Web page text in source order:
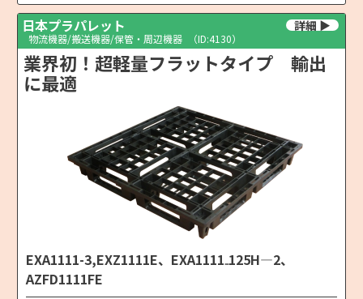
日本プラパレット
物流機器/搬送機器/保管・周辺機器 （ID:4130）
業界初！超軽量フラットタイプ 輸出
に最適
EXA1111-3,EXZ1111E、EXA1111₋125H―2、
AZFD1111FE